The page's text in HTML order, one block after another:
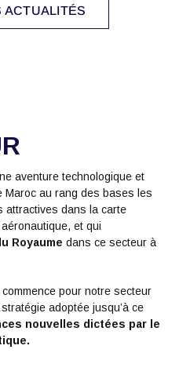
ACTUALITÉS
aventure technologique et
Maroc au rang des bases les
attractives dans la carte
et qui
Royaume dans ce secteur à
pour notre secteur
adoptée jusqu’à ce
nouvelles dictées par le